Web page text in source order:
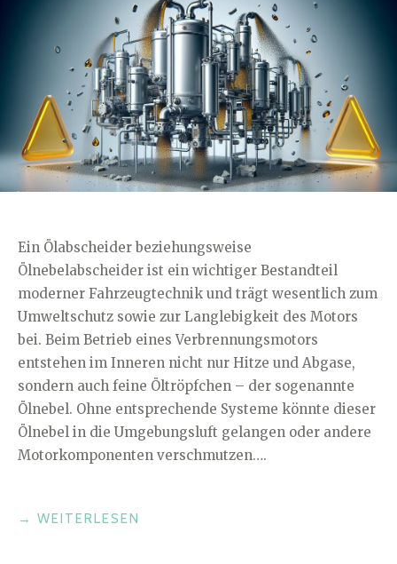
Ein Ölabscheider beziehungsweise
Ölnebelabscheider ist ein wichtiger Bestandteil
moderner Fahrzeugtechnik und trägt wesentlich zum
Umweltschutz sowie zur Langlebigkeit des Motors
bei. Beim Betrieb eines Verbrennungsmotors
entstehen im Inneren nicht nur Hitze und Abgase,
sondern auch feine Öltröpfchen – der sogenannte
Ölnebel. Ohne entsprechende Systeme könnte dieser
Ölnebel in die Umgebungsluft gelangen oder andere
Motorkomponenten verschmutzen….
„TECHNIK
→ WEITERLESEN